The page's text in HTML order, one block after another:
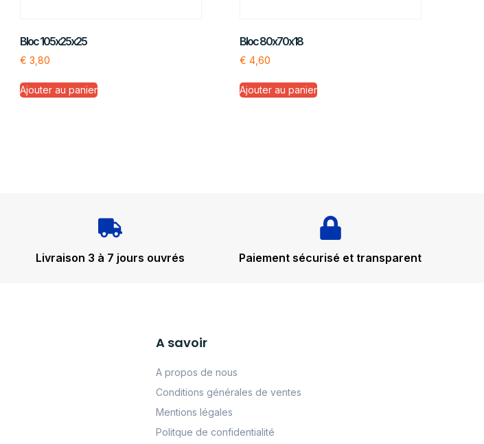
Bloc 105x25x25
€ 3,80
Ajouter au panier
Bloc 80x70x18
€ 4,60
Ajouter au panier
Livraison 3 à 7 jours ouvrés Paiement sécurisé et transparent
A savoir
A propos de nous
Conditions générales de ventes
Mentions légales
Politque de confidentialité